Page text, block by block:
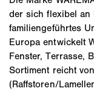
der sich flexibel an
familiengeführtes
Europa entwickelt
Fenster, Terrasse,
Sortiment reicht
(Raffstoren/